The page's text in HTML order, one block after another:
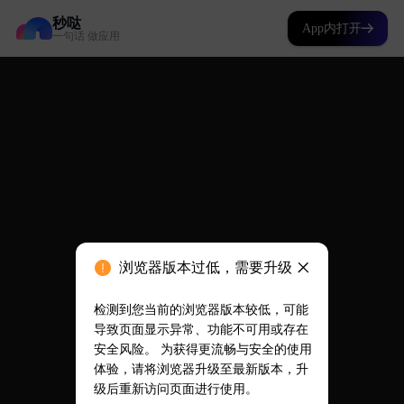
秒哒
一句话 做应用
App内打开
浏览器版本过低，需要升级
检测到您当前的浏览器版本较低，可能
导致页面显示异常、功能不可用或存在
安全风险。 为获得更流畅与安全的使用
体验，请将浏览器升级至最新版本，升
级后重新访问页面进行使用。